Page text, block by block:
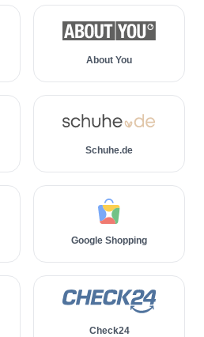
About You
Schuhe.de
Google Shopping
Check24